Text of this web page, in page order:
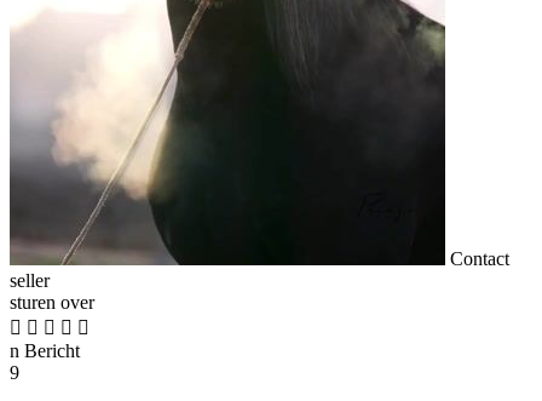
Contact
seller
sturen over
    
n Bericht
9